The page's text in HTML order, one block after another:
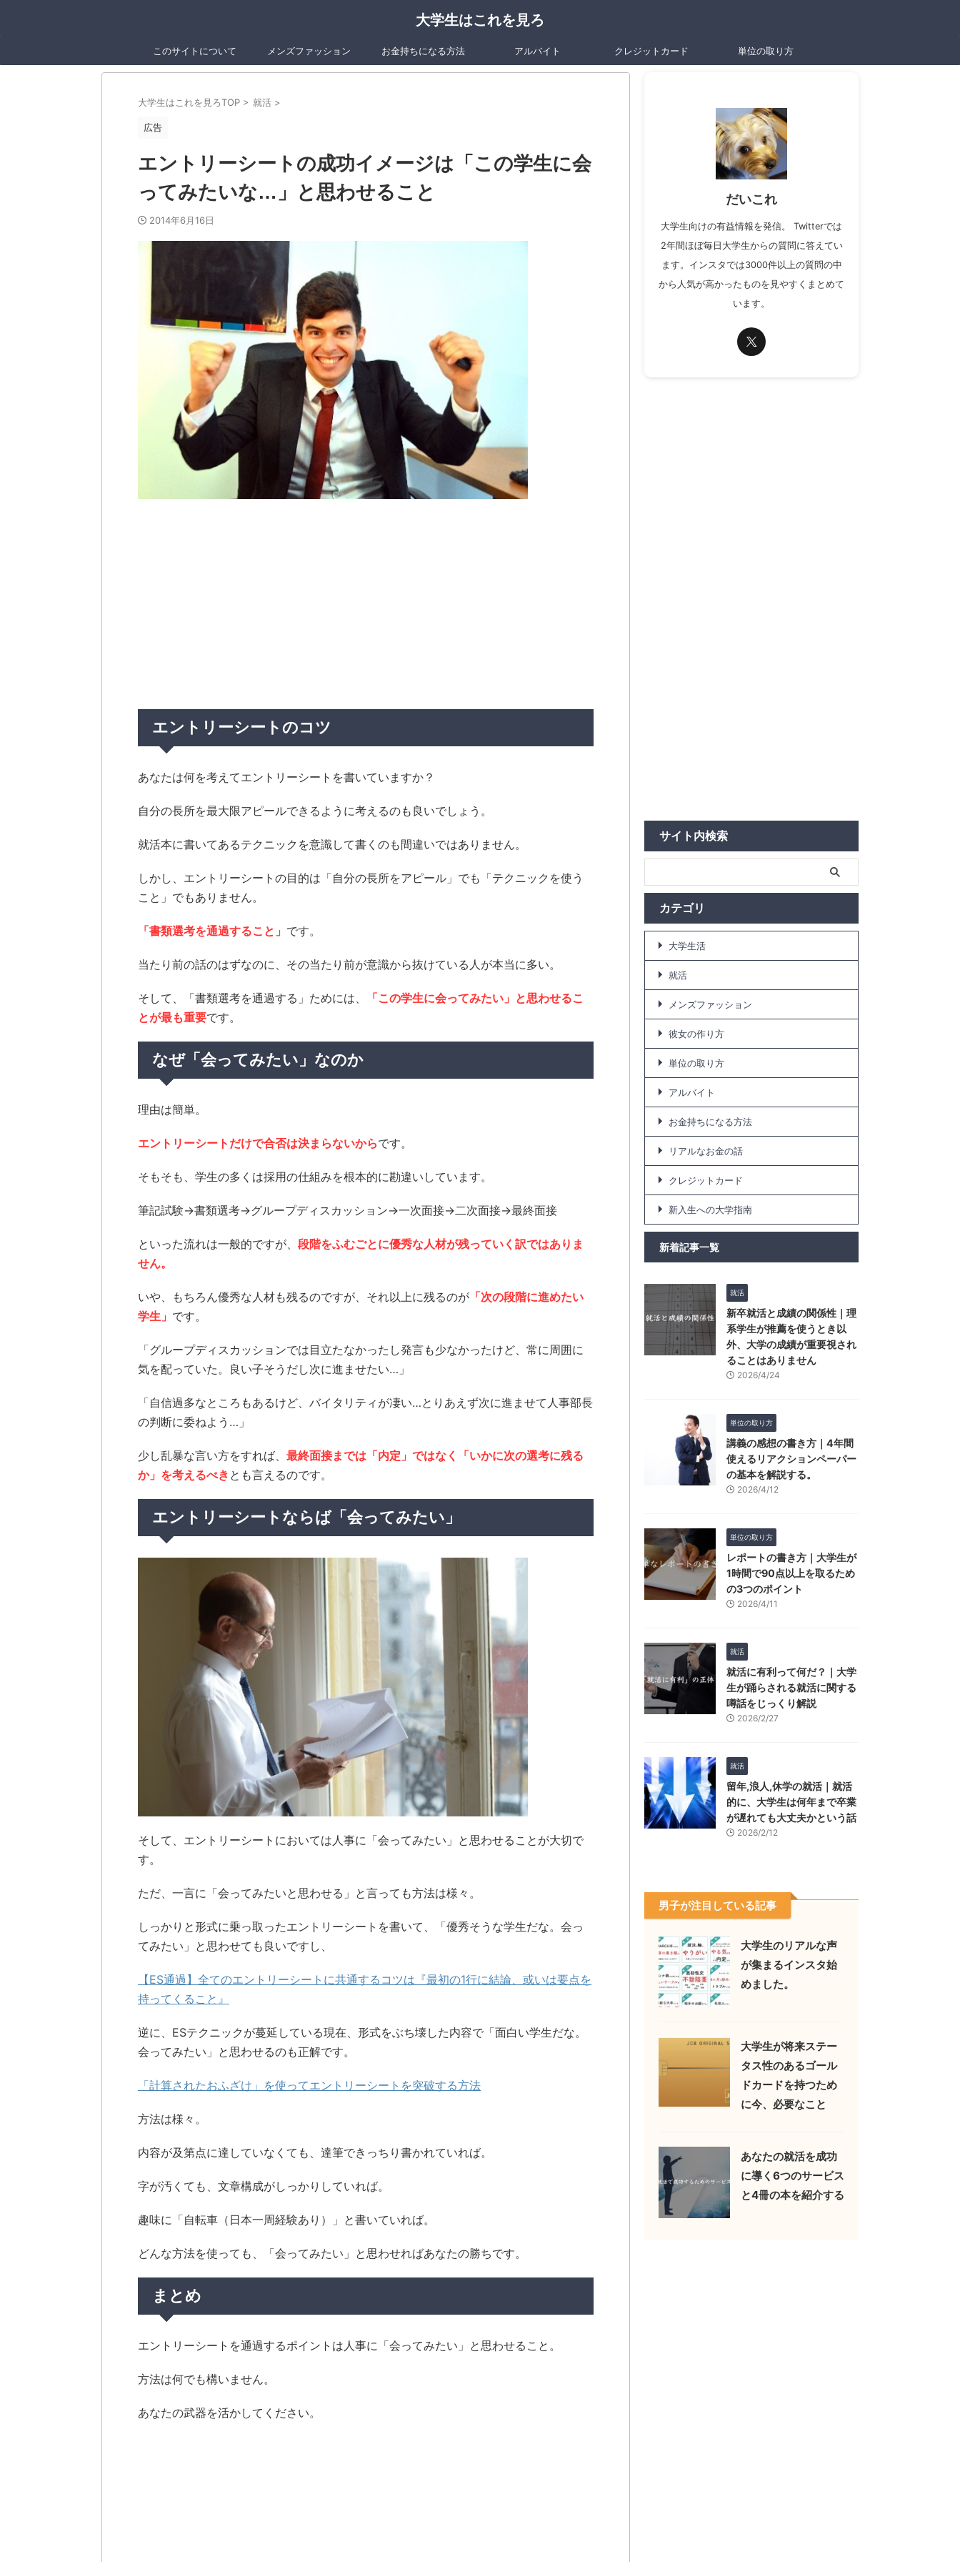
大学生はこれを見ろ
このサイトについて メンズファッション お金持ちになる方法 アルバイト クレジットカード 単位の取り方
大学生はこれを見ろTOP > 就活 >
広告
エントリーシートの成功イメージは「この学生に会
ってみたいな…」と思わせること
2014年6月16日
エントリーシートのコツ
あなたは何を考えてエントリーシートを書いていますか？
自分の長所を最大限アピールできるように考えるのも良いでしょう。
就活本に書いてあるテクニックを意識して書くのも間違いではありません。
しかし、エントリーシートの目的は「自分の長所をアピール」でも「テクニックを使う
こと」でもありません。
「書類選考を通過すること」 です。
当たり前の話のはずなのに、その当たり前が意識から抜けている人が本当に多い。
そして、「書類選考を通過する」ためには、
「この学生に会ってみたい」と思わせるこ
とが最も重要です。
なぜ「会ってみたい」なのか
理由は簡単。
エントリーシートだけで合否は決まらないからです。
そもそも、学生の多くは採用の仕組みを根本的に勘違いしています。
筆記試験→書類選考→グループディスカッション→一次面接→二次面接→最終面接
といった流れは一般的ですが、 段階をふむごとに優秀な人材が残っていく訳ではありま
せん。
いや、もちろん優秀な人材も残るのですが、それ以上に残るのが 「次の段階に進めたい
学生」 です。
「グループディスカッションでは目立たなかったし発言も少なかったけど、常に周囲に
気を配っていた。良い子そうだし次に進ませたい…」
「自信過多なところもあるけど、バイタリティが凄い…とりあえず次に進ませて人事部長
の判断に委ねよう…」
少し乱暴な言い方をすれば、 最終面接までは「内定」ではなく「いかに次の選考に残る
か」を考えるべき とも言えるのです。
エントリーシートならば「会ってみたい」
そして、エントリーシートにおいては人事に「会ってみたい」と思わせることが大切で
す。
ただ、一言に「会ってみたいと思わせる」と言っても方法は様々。
しっかりと形式に乗っ取ったエントリーシートを書いて、「優秀そうな学生だな。会っ
てみたい」と思わせても良いですし、
【ES通過】全てのエントリーシートに共通するコツは『最初の1行に結論、或いは要点を
持ってくること』
逆に、ESテクニックが蔓延している現在、形式をぶち壊した内容で「面白い学生だな。
会ってみたい」と思わせるのも正解です。
「計算されたおふざけ」を使ってエントリーシートを突破する方法
方法は様々。
内容が及第点に達していなくても、達筆できっちり書かれていれば。
字が汚くても、文章構成がしっかりしていれば。
趣味に「自転車（日本一周経験あり）」と書いていれば。
どんな方法を使っても、「会ってみたい」と思わせればあなたの勝ちです。
まとめ
エントリーシートを通過するポイントは人事に「会ってみたい」と思わせること。
方法は何でも構いません。
あなたの武器を活かしてください。
だいこれ
大学生向けの有益情報を発信。 Twitterでは
2年間ほぼ毎日大学生からの質問に答えてい
ます。インスタでは3000件以上の質問の中
から人気が高かったものを見やすくまとめて
います。
サイト内検索
カテゴリ
大学生活
就活
メンズファッション
彼女の作り方
単位の取り方
アルバイト
お金持ちになる方法
リアルなお金の話
クレジットカード
新入生への大学指南
新着記事一覧
就活
新卒就活と成績の関係性｜理
系学生が推薦を使うとき以
外、大学の成績が重要視され
ることはありません
2026/4/24
単位の取り方
講義の感想の書き方｜4年間
使えるリアクションペーパー
の基本を解説する。
2026/4/12
単位の取り方
レポートの書き方｜大学生が
1時間で90点以上を取るため
の3つのポイント
2026/4/11
就活
就活に有利って何だ？｜大学
生が踊らされる就活に関する
噂話をじっくり解説
2026/2/27
就活
留年,浪人,休学の就活｜就活
的に、大学生は何年まで卒業
が遅れても大丈夫かという話
2026/2/12
男子が注目している記事
大学生のリアルな声
が集まるインスタ始
めました。
大学生が将来ステー
タス性のあるゴール
ドカードを持つため
に今、必要なこと
あなたの就活を成功
に導く6つのサービス
と4冊の本を紹介する